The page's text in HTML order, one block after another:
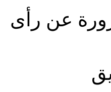
عن رأى